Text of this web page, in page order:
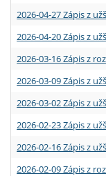
2026-04-27 Zápis z
2026-04-20 Zápis z
2026-03-16 Zápis z
2026-03-09 Zápis z
2026-03-02 Zápis z
2026-02-23 Zápis z
2026-02-16 Zápis z
2026-02-09 Zápis z